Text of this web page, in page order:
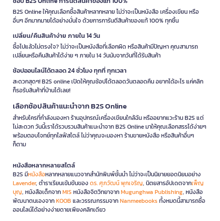
B2S Online ให้คุณเลือกซื้อสินค้าหลากหลาย ไม่ว่าจะเป็นหนังสือ เครื่องเขียน หรือ
อื่นๆ อีกมากมายได้อย่างมั่นใจ ด้วยการการันตีสินค้าของแท้ 100% ทุกชิ้น
เปลี่ยน/คืนสินค้าง่าย ภายใน 14 วัน
ซื้อไปแล้วไม่ตรงใจ? ไม่ว่าจะเป็นหนังสือที่เลือกผิด หรือสินค้ามีปัญหา คุณสามารถ
เปลี่ยนหรือคืนสินค้าได้ง่าย ๆ ภายใน 14 วันนับจากวันที่ได้รับสินค้า
ช้อปออนไลน์ได้ตลอด 24 ชั่วโมง ทุกที่ ทุกเวลา
สะดวกสุดๆ! B2S online เปิดให้คุณช้อปได้ตลอดวันตลอดคืน อยากได้อะไร แค่คลิก
ก็รอรับสินค้าที่บ้านได้เลย!
เลือกช้อปสินค้าแนะนำจาก B2S Online
สำหรับใครที่กำลังมองหา ร้านอุปกรณ์เครื่องเขียนใกล้ฉัน หรืออยากแวะร้าน B2S แต่
ไม่สะดวก วันนี้เราได้รวบรวมสินค้าแนะนำจาก B2S Online มาให้คุณเลือกสรรได้ง่ายๆ
พร้อมตอบโจทย์ทุกไลฟ์สไตล์ ไม่ว่าคุณจะมองหา ร้านขายหนังสือ หรือสินค้าอื่นๆ
ก็ตาม
หนังสือหลากหลายสไตล์
B2S มีหนังสือหลากหลายแนวจากสำนักพิมพ์ชั้นนำ ไม่ว่าจะเป็นนิยายยอดนิยมอย่าง
Lavender, ตำราเรียนเข้มข้นของดร. ศุภวัฒน์ พุกเจริญ, นิตยสารอัปเดตจากเพ็ญ
บุญ, หนังสือเด็กจากMIS หนังสือจิตวิทยาจากMugunghwa Publishing, หนังสือ
พัฒนาตนเองจากKOOB และวรรณกรรมจากNanmeebooks ทั้งหมดนี้สามารถซื้อ
ออนไลน์ได้อย่างง่ายดายเพียงคลิกเดียว